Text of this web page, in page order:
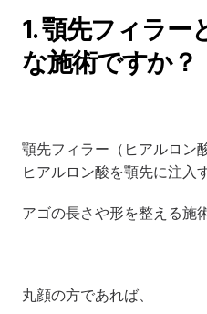
1. 顎先フィラー
な施術ですか？
顎先フィラー（ヒアルロン
ヒアルロン酸を顎先に注入
アゴの長さや形を整える施
丸顔の方であれば、